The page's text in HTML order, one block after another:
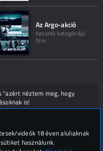
Az Argo-akció
hasonló kategóriájú
film
"azért néztem meg, hogy
is!
(
videók 18 éven aluliaknak
használunk.